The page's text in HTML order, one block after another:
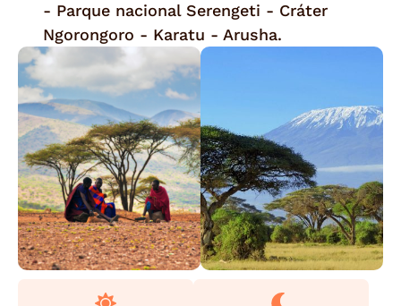
- Parque nacional Serengeti - Cráter
Ngorongoro - Karatu - Arusha.